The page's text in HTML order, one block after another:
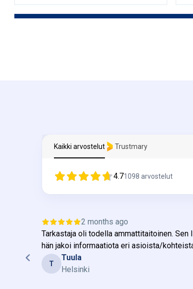
1
Kaikki arvostelut Trustmary
4.71098 arvostelut
2 months ago
Tarkastaja oli todella ammattitaitoinen. Sen
hän jakoi informaatiota eri asioista/
T
Tuula
Helsinki